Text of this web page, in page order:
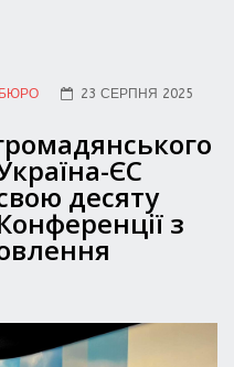
23 СЕРПНЯ 2025
ЄС
десяту
з